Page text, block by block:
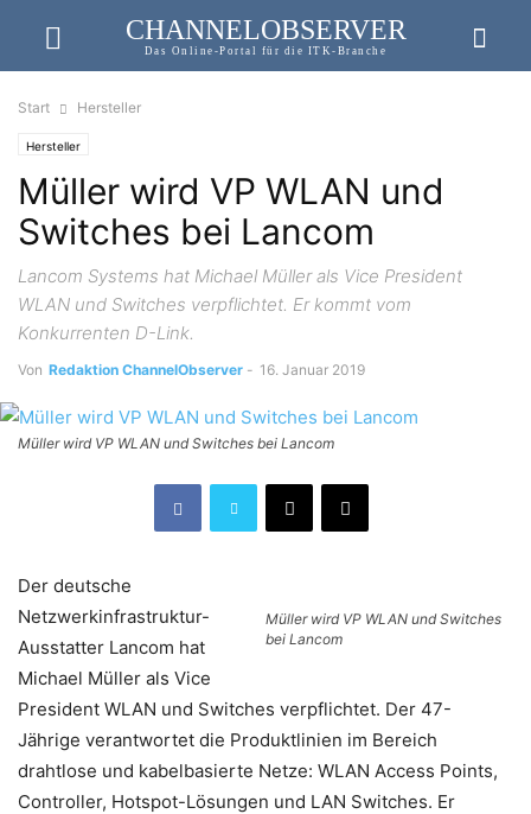
CHANNELOBSERVER
Das Online-Portal für die ITK-Branche
Start Hersteller
Hersteller
Müller wird VP WLAN und
Switches bei Lancom
Lancom Systems hat Michael Müller als Vice President
WLAN und Switches verpflichtet. Er kommt vom
Konkurrenten D-Link.
Von Redaktion ChannelObserver - 16. Januar 2019
Müller wird VP WLAN und Switches bei Lancom
Müller wird VP WLAN und Switches
bei Lancom
Der deutsche
Netzwerkinfrastruktur-
Ausstatter Lancom hat
Michael Müller als Vice
President WLAN und Switches verpflichtet. Der 47-
Jährige verantwortet die Produktlinien im Bereich
drahtlose und kabelbasierte Netze: WLAN Access Points,
Controller, Hotspot-Lösungen und LAN Switches. Er